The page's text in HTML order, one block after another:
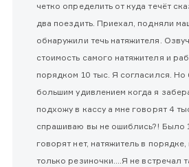
четко определить от куда течёт
два поездить. Приехал, подняли
обнаружили течь натяжителя.
стоимость самого натяжителя и
порядком 10 тыс. Я согласился. Но
большим удивлением когда я
подхожу в кассу а мне говорят 4
спрашиваю вы не ошиблись?! Было
говорят нет, натяжитель в
только резиночки....Я не встречал